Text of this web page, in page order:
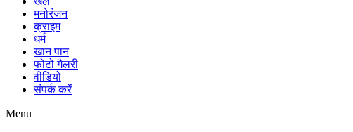
मनोरंजन
क्राइम
धर्म
खान पान
फोटो गैलरी
वीडियो
संपर्क करें
Menu